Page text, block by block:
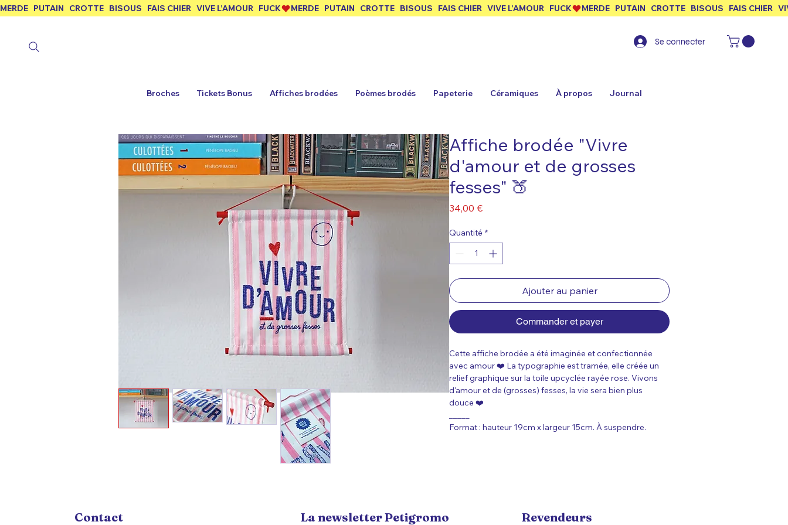
MERDE   PUTAIN   CROTTE   BISOUS   FAIS CHIER   VIVE L’AMOUR   FUCK
Se connecter
Broches Tickets Bonus Affiches brodées Poèmes brodés Papeterie Céramiques À propos Journal
Affiche brodée "Vivre
d'amour et de grosses
fesses" 🍑
34,00 €Prix
Quantité *
Ajouter au panier
Commander et payer
Cette affiche brodée a été imaginée et confectionnée
avec amour ❤️ La typographie est tramée, elle créée un
relief graphique sur la toile upcyclée rayée rose. Vivons
d'amour et de (grosses) fesses, la vie sera bien plus
douce ❤️
Format : hauteur 19cm x largeur 15cm. À suspendre.
Contact La newsletter Petigromo Revendeurs